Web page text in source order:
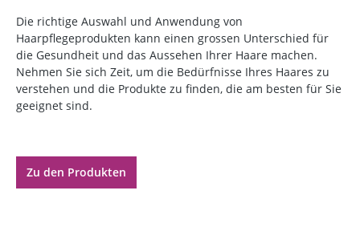
Die richtige Auswahl und Anwendung von
Haarpflegeprodukten kann einen grossen Unterschied für
die Gesundheit und das Aussehen Ihrer Haare machen.
Nehmen Sie sich Zeit, um die Bedürfnisse Ihres Haares zu
verstehen und die Produkte zu finden, die am besten für Sie
geeignet sind.
Zu den Produkten